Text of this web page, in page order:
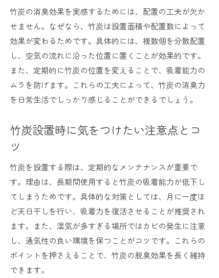
竹炭の消臭効果を実感するためには、配置の工夫が欠か
せません。なぜなら、竹炭は設置面積や配置数によって
効果が変わるためです。具体的には、複数個を分散配置
し、空気の流れに沿った位置に置くことが効果的です。
また、定期的に竹炭の位置を変えることで、吸着能力の
ムラを防げます。これらの工夫によって、竹炭の消臭力
を日常生活でしっかり感じることができるでしょう。
竹炭設置時に気をつけたい注意点とコ
ツ
竹炭を設置する際は、定期的なメンテナンスが重要で
す。理由は、長期間使用すると竹炭の吸着能力が低下し
てしまうためです。具体的な対策としては、月に一度ほ
ど天日干しを行い、吸着力を復活させることが推奨され
ます。また、湿気が多すぎる場所ではカビの発生に注意
し、通気性の良い環境を保つことがコツです。これらの
ポイントを押さえることで、竹炭の脱臭効果を長く維持
できます。